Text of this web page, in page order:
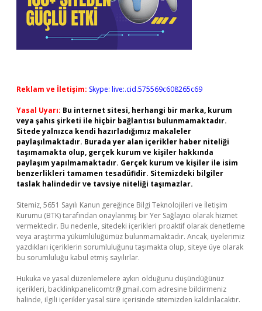
Reklam ve İletişim: Skype: live:.cid.575569c608265c69
Yasal Uyarı: Bu internet sitesi, herhangi bir marka, kurum
veya şahıs şirketi ile hiçbir bağlantısı bulunmamaktadır.
Sitede yalnızca kendi hazırladığımız makaleler
paylaşılmaktadır. Burada yer alan içerikler haber niteliği
taşımamakta olup, gerçek kurum ve kişiler hakkında
paylaşım yapılmamaktadır. Gerçek kurum ve kişiler ile isim
benzerlikleri tamamen tesadüfidir. Sitemizdeki bilgiler
taslak halindedir ve tavsiye niteliği taşımazlar.
Sitemiz, 5651 Sayılı Kanun gereğince Bilgi Teknolojileri ve İletişim
Kurumu (BTK) tarafından onaylanmış bir Yer Sağlayıcı olarak hizmet
vermektedir. Bu nedenle, sitedeki içerikleri proaktif olarak denetleme
veya araştırma yükümlülüğümüz bulunmamaktadır. Ancak, üyelerimiz
yazdıkları içeriklerin sorumluluğunu taşımakta olup, siteye üye olarak
bu sorumluluğu kabul etmiş sayılırlar.
Hukuka ve yasal düzenlemelere aykırı olduğunu düşündüğünüz
içerikleri, backlinkpanelicomtr@gmail.com adresine bildirmeniz
halinde, ilgili içerikler yasal süre içerisinde sitemizden kaldırılacaktır.